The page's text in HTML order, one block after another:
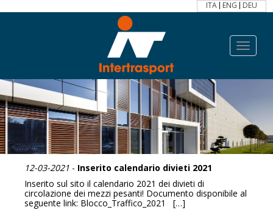
ITA ENG DEU
Toggle
Notizie
12-03-2021 - Inserito calendario divieti 2021
Inserito sul sito il calendario 2021 dei divieti di
circolazione dei mezzi pesanti! Documento disponibile al
seguente link: Blocco_Traffico_2021 […]